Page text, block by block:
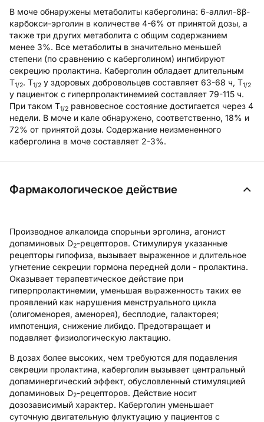
В моче обнаружены метаболиты каберголина: 6-аллил-8β-
карбокси-эрголин в количестве 4-6% от принятой дозы, а
также три других метаболита с общим содержанием
менее 3%. Все метаболиты в значительно меньшей
степени (по сравнению с каберголином) ингибируют
секрецию пролактина. Каберголин обладает длительным
T1/2. T1/2 у здоровых добровольцев составляет 63-68 ч, T1/2
у пациенток с гиперпролактинемией составляет 79-115 ч.
При таком T1/2 равновесное состояние достигается через 4
недели. В моче и кале обнаружено, соответственно, 18% и
72% от принятой дозы. Содержание неизмененного
каберголина в моче составляет 2-3%.
Фармакологическое действие
Производное алкалоида спорыньи эрголина, агонист
допаминовых D2-рецепторов. Стимулируя указанные
рецепторы гипофиза, вызывает выраженное и длительное
угнетение секреции гормона передней доли - пролактина.
Оказывает терапевтическое действие при
гиперпролактинемии, уменьшая выраженность таких ее
проявлений как нарушения менструального цикла
(олигоменорея, аменорея), бесплодие, галакторея;
импотенция, снижение либидо. Предотвращает и
подавляет физиологическую лактацию.
В дозах более высоких, чем требуются для подавления
секреции пролактина, каберголин вызывает центральный
допаминергический эффект, обусловленный стимуляцией
допаминовых D2-рецепторов. Действие носит
дозозависимый характер. Каберголин уменьшает
суточную двигательную флуктуацию у пациентов с